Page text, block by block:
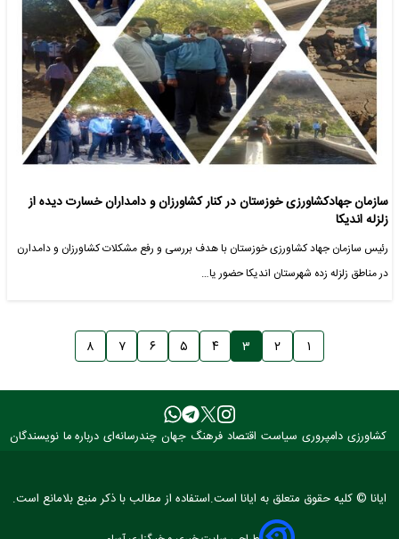
سازمان جهادکشاورزی خوزستان در کنار کشاورزان و دامداران خسارت دیده از
زلزله اندیکا
رئیس سازمان جهاد کشاورزی خوزستان با هدف بررسی و رفع مشکلات کشاورزان و دامدارن
در مناطق زلزله زده شهرستان اندیکا حضور یا…
۱ ۲ ۳ ۴ ۵ ۶ ۷ ۸
کشاورزی دامپروری سیاست اقتصاد فرهنگ جهان چندرسانه‌ای درباره ما نویسندگان
ایانا © کلیه حقوق متعلق به ایانا است.استفاده از مطالب با ذکر منبع بلامانع است.